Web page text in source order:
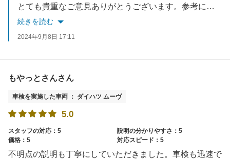
とても貴重なご意見ありがとうございます。参考にさせていただきます。
今後も快適にご利用出来るようスタッフ一同、日々改善して参りますので、よろしくお願いいたします。
続きを読む
2024年9月8日 17:11
もやっとさんさん
車検を実施した車両 ： ダイハツ ムーヴ
5.0
スタッフの対応：5
説明の分かりやすさ：5
価格：5
対応スピード：5
不明点の説明も丁寧にしていただきました。車検も迅速で